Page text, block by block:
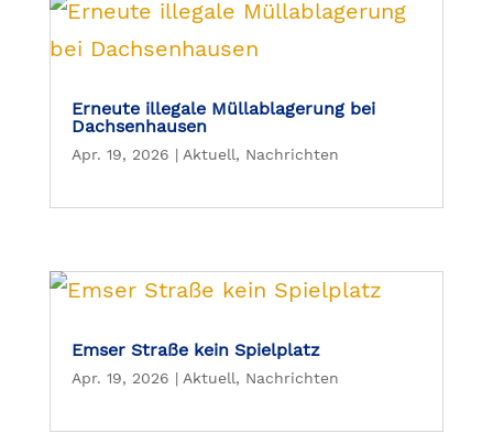
Erneute illegale Müllablagerung bei
Dachsenhausen
Apr. 19, 2026 | Aktuell, Nachrichten
Emser Straße kein Spielplatz
Apr. 19, 2026 | Aktuell, Nachrichten